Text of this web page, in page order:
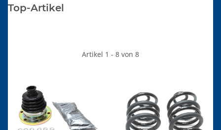
Top-Artikel
Artikel 1 - 8 von 8